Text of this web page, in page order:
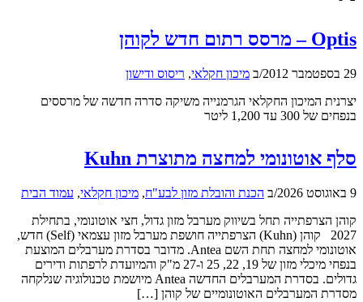
Optis – מרסס רתום חדש לקוהן
29 בספטמבר 2012 /ב מיכון חקלאי, ריסוס ודישון
יצרנית המיכון החקלאי הגרמנייה משיקה סדרה חדשה של מרססים
בנפחים של 300 עד 1,200 ליטר
סלף אוטונומי למחצה מתוצרת Kuhn
9 באוגוסט 2026 /ב הכנת והובלת מזון לבע"ח, מיכון חקלאי, עמוד הבית
קוהן הצרפתייה תחל בשיווק מערבל מזון גדול, חצי אוטונומי, בתחילת
2027 קוהן (Kuhn) הצרפתייה חושפת מערבל מזון עצמאי (Self) חדש,
אוטונומי למחצה תחת השם Antea. מדובר בסדרת מערבלים המוצעת
בנפחי מיכלי מזון של 19, 22, 25 ו-27 מ"ק והמיועדת לרפתות ודירים
גדולים. בסדרת המערבלים החדשה Antea מיושמת טכנולוגיה שנלקחה
מסדרת המערבלים האוטונומיים של קוהן […]